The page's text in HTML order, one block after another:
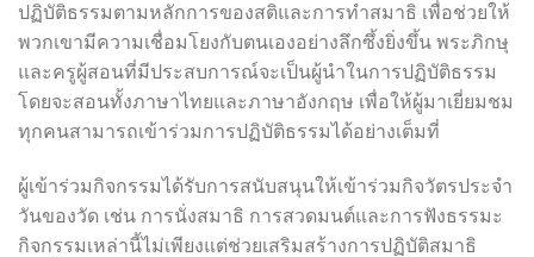
ปฏิบัติธรรมตามหลักการของสติและการทำสมาธิ เพื่อช่วยให้
พวกเขามีความเชื่อมโยงกับตนเองอย่างลึกซึ้งยิ่งขึ้น พระภิกษุ
และครูผู้สอนที่มีประสบการณ์จะเป็นผู้นำในการปฏิบัติธรรม
โดยจะสอนทั้งภาษาไทยและภาษาอังกฤษ เพื่อให้ผู้มาเยี่ยมชม
ทุกคนสามารถเข้าร่วมการปฏิบัติธรรมได้อย่างเต็มที่
ผู้เข้าร่วมกิจกรรมได้รับการสนับสนุนให้เข้าร่วมกิจวัตรประจำ
วันของวัด เช่น การนั่งสมาธิ การสวดมนต์และการฟังธรรมะ
กิจกรรมเหล่านี้ไม่เพียงแต่ช่วยเสริมสร้างการปฏิบัติสมาธิ